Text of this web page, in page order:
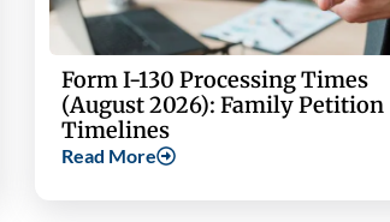
Form I-130 Processing Times
(August 2026): Family Petition
Timelines
Read More